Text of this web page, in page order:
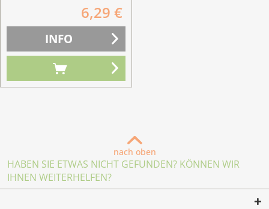
6,29 €
INFO
nach oben
HABEN SIE ETWAS NICHT GEFUNDEN? KÖNNEN WIR
IHNEN WEITERHELFEN?